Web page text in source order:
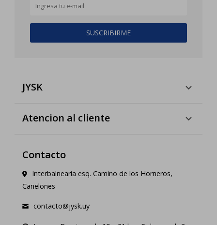
SUSCRIBIRME
JYSK
Atencion al cliente
Contacto
Interbalnearia esq. Camino de los Horneros,
Canelones
contacto@jysk.uy